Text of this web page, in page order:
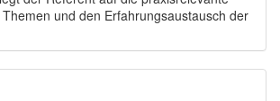
und den Erfahrungsaustausch der